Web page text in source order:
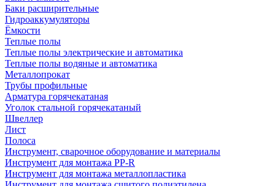
Баки расширительные
Гидроаккумуляторы
Ёмкости
Теплые полы
Теплые полы электрические и автоматика
Теплые полы водяные и автоматика
Металлопрокат
Трубы профильные
Арматура горячекатаная
Уголок стальной горячекатаный
Швеллер
Лист
Полоса
Инструмент, сварочное оборудование и материалы
Инструмент для монтажа PP-R
Инструмент для монтажа металлопластика